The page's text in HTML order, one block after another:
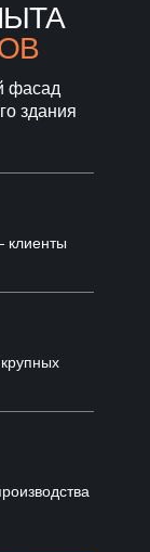
фасад
здания
клиенты